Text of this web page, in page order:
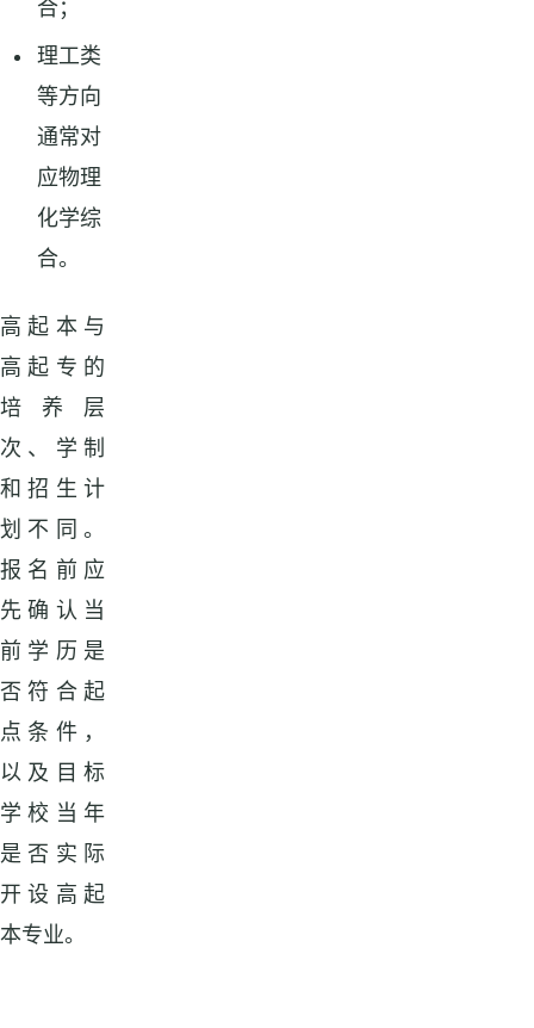
合；
理工类
等方向
通常对
应物理
化学综
合。
高起本与
高起专的
培养层
次、学制
和招生计
划不同。
报名前应
先确认当
前学历是
否符合起
点条件，
以及目标
学校当年
是否实际
开设高起
本专业。